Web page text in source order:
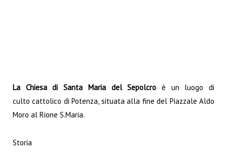
La Chiesadi Santa Maria del Sepolcro è un luogo di
culto cattolico diPotenza, situata alla fine del PiazzaleAldo
Moro al Rione S.Maria.
Storia